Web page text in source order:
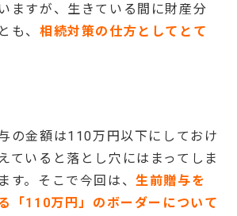
ますが、生きている間に財産分
も、 相続対策の仕方としてとて
の金額は110万円以下にしておけ
ていると落とし穴にはまってしま
す。そこで今回は、生前贈与を
「110万円」のボーダー について